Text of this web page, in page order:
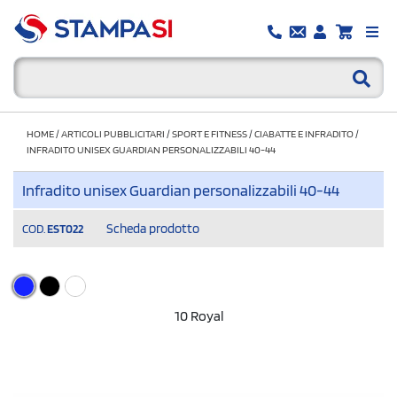
HOME/ARTICOLI PUBBLICITARI /SPORT E FITNESS/CIABATTE E INFRADITO/
INFRADITO UNISEX GUARDIAN PERSONALIZZABILI 40-44
Infradito unisex Guardian personalizzabili 40-44
COD. EST022 Scheda prodotto
10 Royal